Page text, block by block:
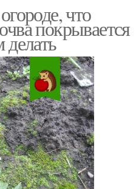
что
покрывается